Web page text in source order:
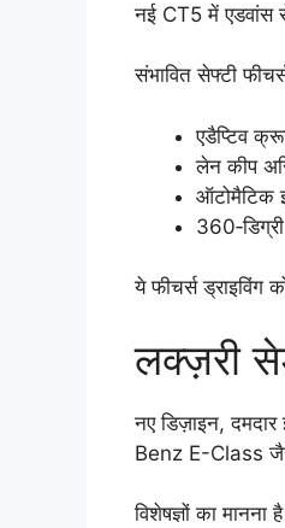
नई CT5 में एडवांस
संभावित सेफ्टी
एडैप्टिव
लेन कीप
ऑटोमैटिक
ये फीचर्स ड्राइविंग
लक्ज़री
नए डिज़ाइन,
Benz E-Class
विशेषज्ञों का